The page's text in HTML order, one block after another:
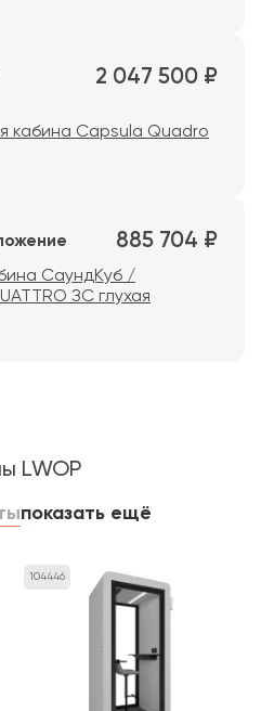
2 047 500 ₽
кабина Capsula Quadro
885 704 ₽
СаундКуб /
ЗС глухая
LWOP
показать ещё
104446